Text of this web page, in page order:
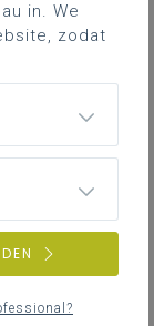
Dit advies
die de
goed
van de
in de
in. We
zodat